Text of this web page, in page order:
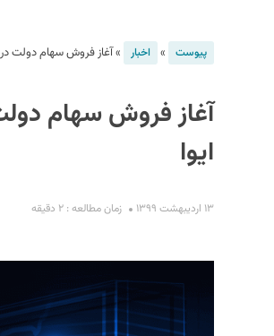
پیوست » اخبار »آغاز فروش سهام دولت
آغاز فروش سهام
ایوا
۱۳ اردیبهشت ۱۳۹۹ زمان مطالعه : ۲ دقیقه